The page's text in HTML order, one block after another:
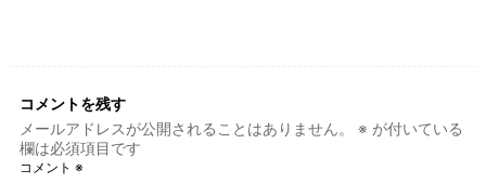
コメントを残す
メールアドレスが公開されることはありません。
※ が付いている
欄は必須項目です
コメント ※